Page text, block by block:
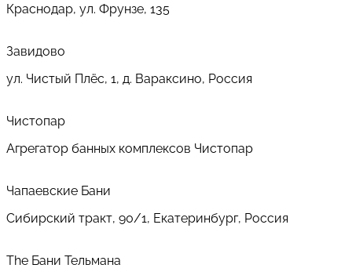
Краснодар, ул. Фрунзе, 135
Завидово
ул. Чистый Плёс, 1, д. Вараксино, Россия
Чистопар
Агрегатор банных комплексов Чистопар
Чапаевские Бани
Сибирский тракт, 90/1, Екатеринбург, Россия
The Бани Тельмана